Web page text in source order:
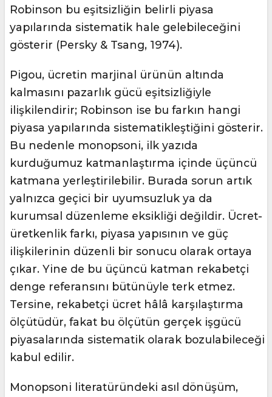
Robinson bu eşitsizliğin belirli piyasa
yapılarında sistematik hale gelebileceğini
gösterir (Persky & Tsang, 1974).
Pigou, ücretin marjinal ürünün altında
kalmasını pazarlık gücü eşitsizliğiyle
ilişkilendirir; Robinson ise bu farkın hangi
piyasa yapılarında sistematikleştiğini gösterir.
Bu nedenle monopsoni, ilk yazıda
kurduğumuz katmanlaştırma içinde üçüncü
katmana yerleştirilebilir. Burada sorun artık
yalnızca geçici bir uyumsuzluk ya da
kurumsal düzenleme eksikliği değildir. Ücret-
üretkenlik farkı, piyasa yapısının ve güç
ilişkilerinin düzenli bir sonucu olarak ortaya
çıkar. Yine de bu üçüncü katman rekabetçi
denge referansını bütünüyle terk etmez.
Tersine, rekabetçi ücret hâlâ karşılaştırma
ölçütüdür, fakat bu ölçütün gerçek işgücü
piyasalarında sistematik olarak bozulabileceği
kabul edilir.
Monopsoni literatüründeki asıl dönüşüm,